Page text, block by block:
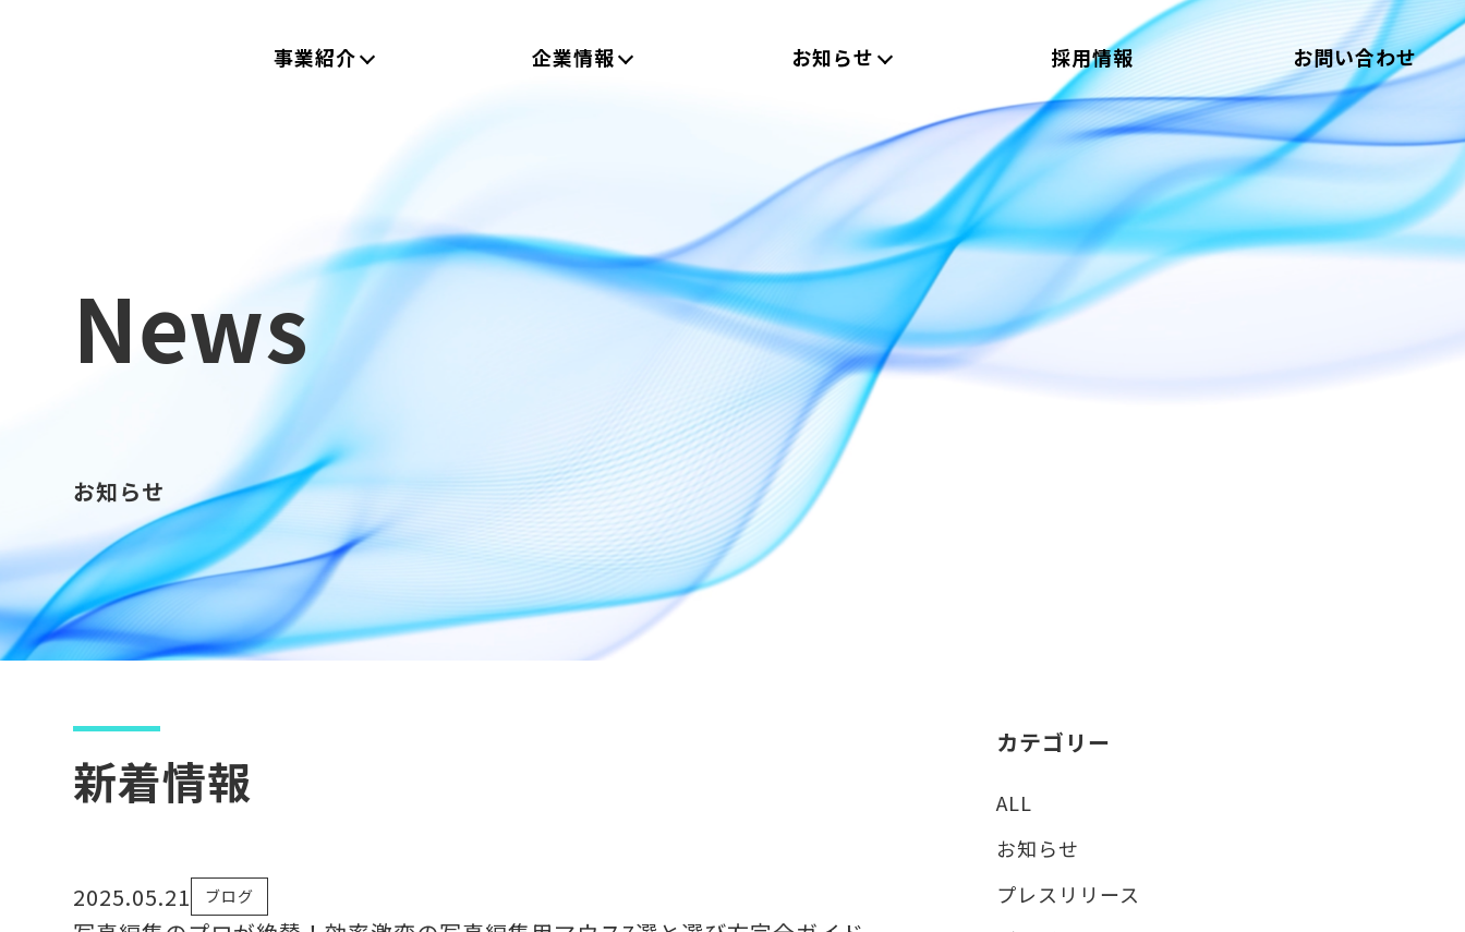
事業紹介 企業情報 お知らせ 採用情報 お問い合わせ
News
お知らせ
新着情報
2025.05.21 ブログ
カテゴリー
ALL
お知らせ
プレスリリース